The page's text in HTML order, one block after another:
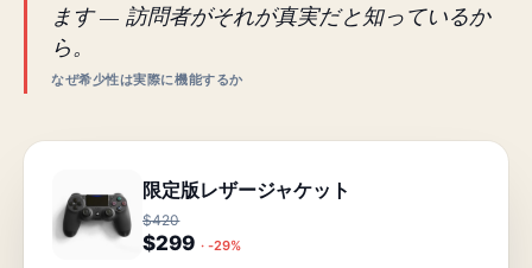
ます — 訪問者がそれが真実だと知っているか
ら。
なぜ希少性は実際に機能するか
限定版レザージャケット
$420
$299 · -29%